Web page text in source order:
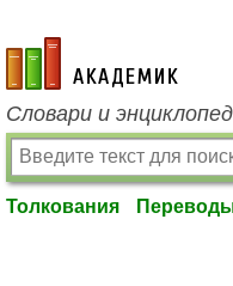
academic.ru
Словари и
Толкования